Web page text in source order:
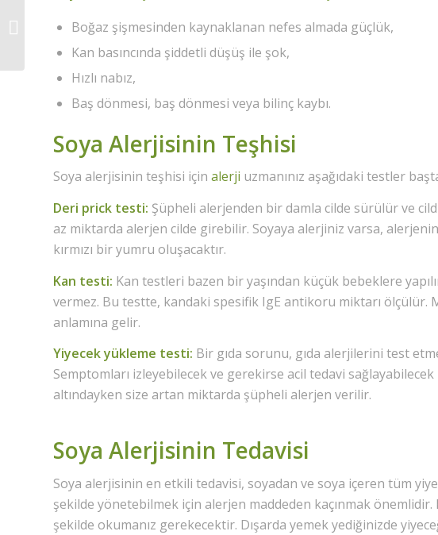
Boğaz şişmesinden kaynaklanan nefes almada güçlük,
Kan basıncında şiddetli düşüş ile şok,
Hızlı nabız,
Baş dönmesi, baş dönmesi veya bilinç kaybı.
Soya Alerjisinin Teşhisi
Soya alerjisinin teşhisi için alerji uzmanınız aşağıdaki testler
Deri prick testi: Şüpheli alerjenden bir damla cilde sürülür ve
az miktarda alerjen cilde girebilir. Soyaya alerjiniz varsa,
kırmızı bir yumru oluşacaktır.
Kan testi: Kan testleri bazen bir yaşından küçük bebeklere
vermez. Bu testte, kandaki spesifik IgE antikoru miktarı ölçülür.
anlamına gelir.
Yiyecek yükleme testi: Bir gıda sorunu, gıda alerjilerini test
Semptomları izleyebilecek ve gerekirse acil tedavi
altındayken size artan miktarda şüpheli alerjen verilir.
Soya Alerjisinin Tedavisi
Soya alerjisinin en etkili tedavisi, soyadan ve soya içeren tüm
şekilde yönetebilmek için alerjen maddeden kaçınmak
şekilde okumanız gerekecektir. Dışarda yemek yediğinizde
Acı Bakla Alerjisi